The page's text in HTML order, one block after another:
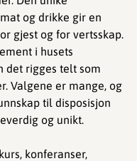
og drikke gir en
gjest og for vertsskap.
i husets
det rigges telt som
Valgene er mange, og
til disposisjon
og unikt.
konferanser,